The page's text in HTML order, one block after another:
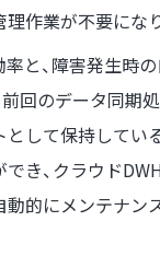
作業が不要にな
と、障害発生時
前回のデータ同期
として保持してい
でき、クラウド
動的にメンテナン